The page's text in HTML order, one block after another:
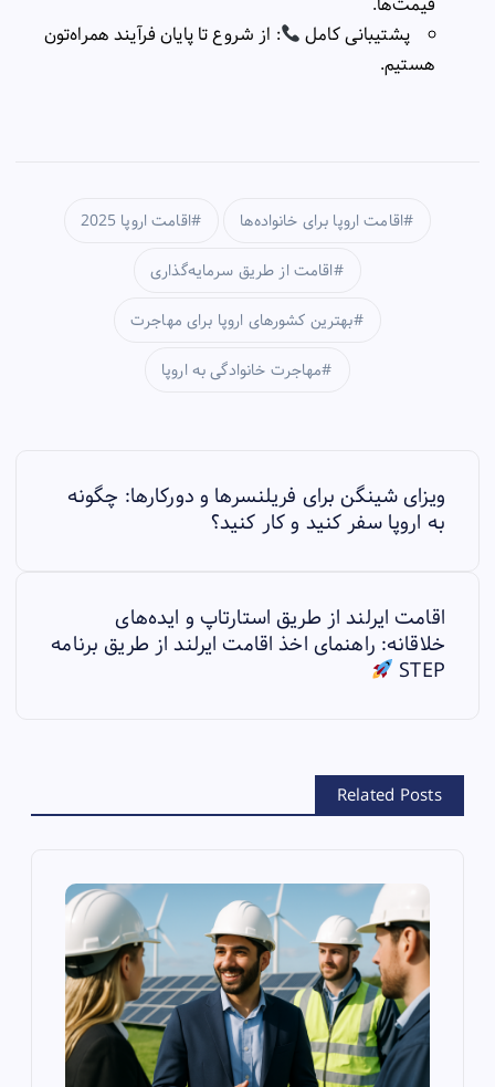
پشتیبانی کامل
: از شروع تا پایان فرآیند همراه‌تون
هستیم.
اقامت اروپا 2025 اقامت اروپا برای خانواده‌ها
اقامت از طریق سرمایه‌گذاری
بهترین کشورهای اروپا برای مهاجرت
مهاجرت خانوادگی به اروپا
ویزای شینگن برای فریلنسرها و دورکارها: چگونه
به اروپا سفر کنید و کار کنید؟
اقامت ایرلند از طریق استارتاپ و ایده‌های
خلاقانه: راهنمای اخذ اقامت ایرلند از طریق برنامه
STEP
Related Posts